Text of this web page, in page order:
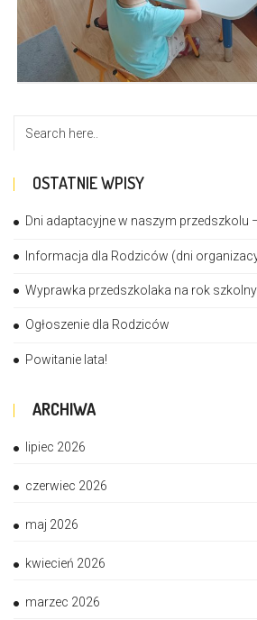
OSTATNIE WPISY
Dni adaptacyjne w naszym przedszkolu
Informacja dla Rodziców (dni
Wyprawka przedszkolaka na rok
Ogłoszenie dla Rodziców
Powitanie lata!
ARCHIWA
lipiec 2026
czerwiec 2026
maj 2026
kwiecień 2026
marzec 2026